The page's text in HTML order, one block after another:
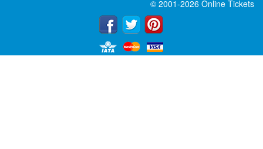
© 2001-2026 Online Tickets